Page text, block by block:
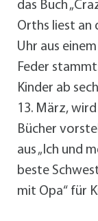
das Buch
Orths liest an
Uhr aus
Feder
Kinder ab
13. März,
Bücher
aus „Ich und
beste
mit Opa“ für